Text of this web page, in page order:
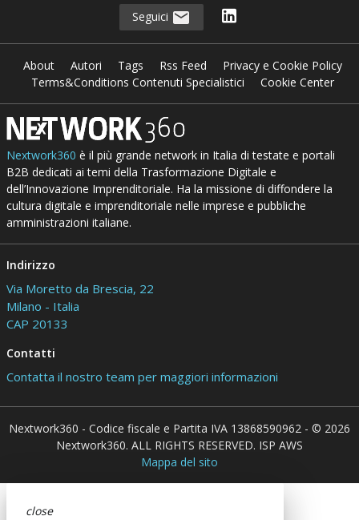
Seguici
About Autori Tags Rss Feed
Privacy e Cookie Policy
Terms&Conditions Contenuti Specialistici
Cookie Center
Nextwork360 è il più grande network in Italia di testate e portali
B2B dedicati ai temi della Trasformazione Digitale e
dell’Innovazione Imprenditoriale. Ha la missione di diffondere la
cultura digitale e imprenditoriale nelle imprese e pubbliche
amministrazioni italiane.
Indirizzo
Via Moretto da Brescia, 22
Milano - Italia
CAP 20133
Contatti
Contatta il nostro team per maggiori informazioni
Nextwork360 - Codice fiscale e Partita IVA 13868590962 - © 2026
Nextwork360. ALL RIGHTS RESERVED. ISP AWS
Mappa del sito
close